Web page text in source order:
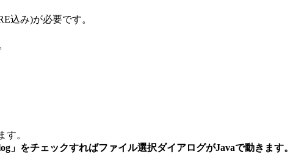
込み)が必要です。
す。
」をチェックすればファイル選択ダイアログがJavaで動きます。